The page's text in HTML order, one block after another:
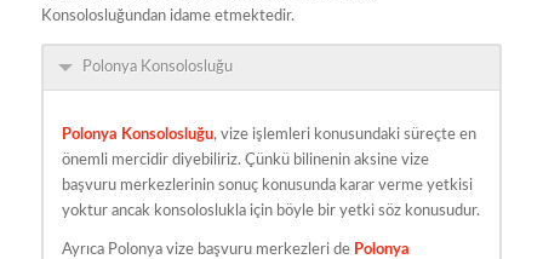
Konsolosluğundan idame etmektedir.
Polonya Konsolosluğu
Polonya Konsolosluğu, vize işlemleri konusundaki süreçte en
önemli mercidir diyebiliriz. Çünkü bilinenin aksine vize
başvuru merkezlerinin sonuç konusunda karar verme yetkisi
yoktur ancak konsoloslukla için böyle bir yetki söz konusudur.
Ayrıca Polonya vize başvuru merkezleri de Polonya